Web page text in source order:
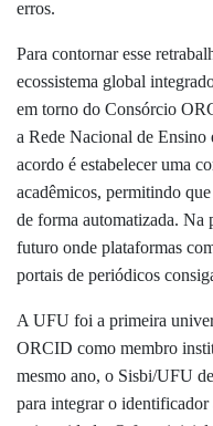
erros.
Para contornar esse
ecossistema global
em torno do Consórcio
a Rede Nacional de
acordo é estabelecer uma
acadêmicos, permitindo
de forma automatizada. Na
futuro onde plataformas
portais de periódicos
A UFU foi a primeira
ORCID como membro
mesmo ano, o Sisbi/UFU
para integrar o